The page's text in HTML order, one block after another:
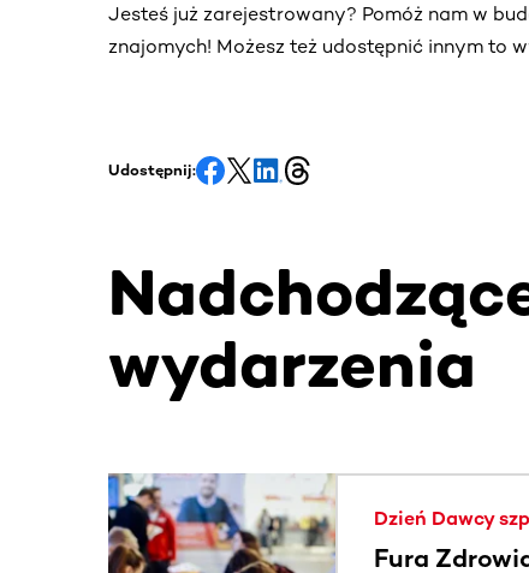
Jesteś już zarejestrowany? Pomóż nam w
znajomych! Możesz też udostępnić innym to
Udostępnij:
wydarzenia
Ta sekcja zawiera treści przewijane w
Dzień Dawcy
Fura